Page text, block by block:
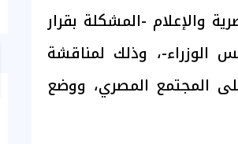
والإعلام -المشكلة بقرار
، وذلك لمناقشة
على المجتمع المصري، ووضع